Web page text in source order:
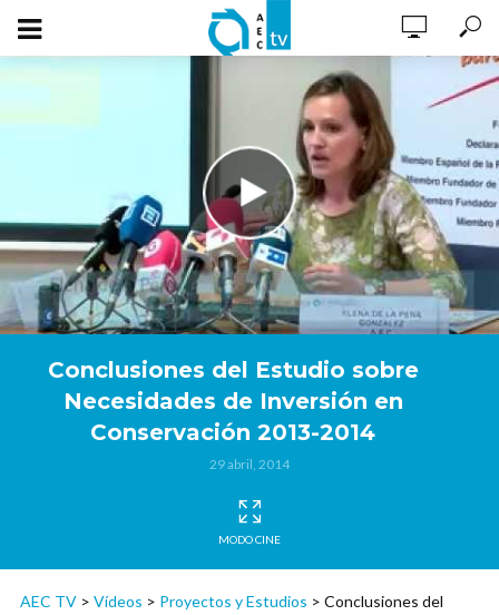
Conclusiones del Estudio sobre
Necesidades de Inversión en
Conservación 2013-2014
29 abril, 2014
MODO CINE
AEC TV > Vídeos > Proyectos y Estudios > Conclusiones del